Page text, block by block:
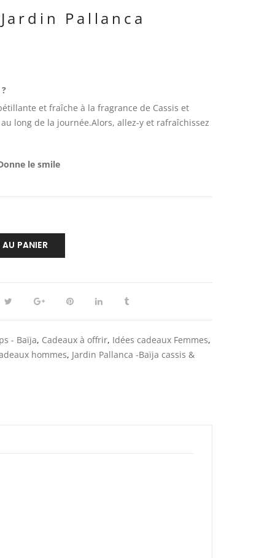
Pallanca
et fraîche à la fragrance de Cassis et
long de la journée.Alors, allez-y et rafraîchissez
le smile
PANIER
- Baïja, Cadeaux à offrir, Idées cadeaux Femmes,
hommes, Jardin Pallanca -Baïja cassis &